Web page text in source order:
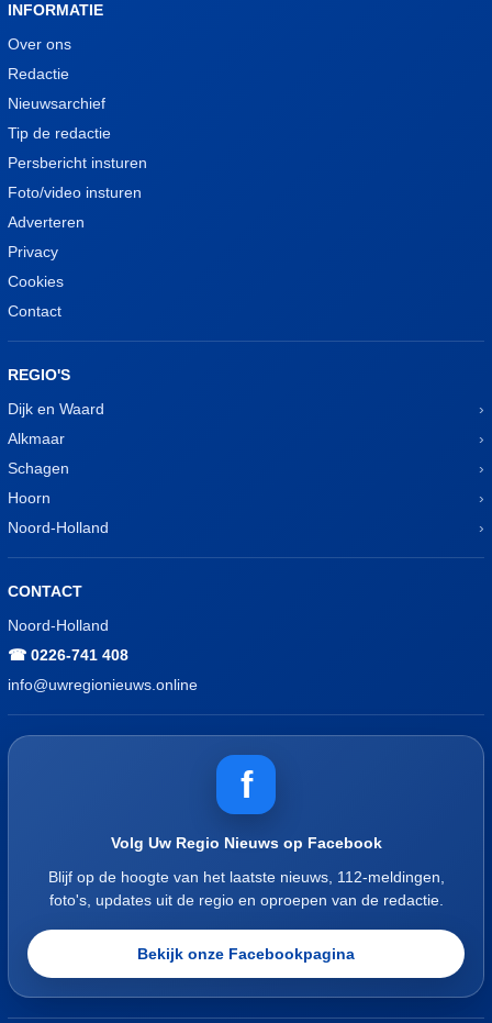
INFORMATIE
Over ons
Redactie
Nieuwsarchief
Tip de redactie
Persbericht insturen
Foto/video insturen
Adverteren
Privacy
Cookies
Contact
REGIO'S
Dijk en Waard
Alkmaar
Schagen
Hoorn
Noord-Holland
CONTACT
Noord-Holland
☎ 0226-741 408
info@uwregionieuws.online
f
Volg Uw Regio Nieuws op Facebook
Blijf op de hoogte van het laatste nieuws, 112-meldingen,
foto's, updates uit de regio en oproepen van de redactie.
Bekijk onze Facebookpagina